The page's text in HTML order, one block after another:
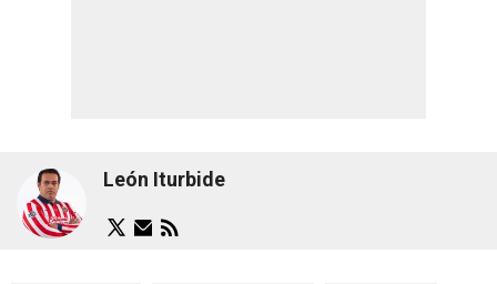
León Iturbide